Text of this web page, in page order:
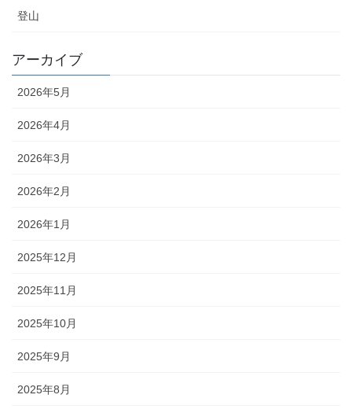
登山
アーカイブ
2026年5月
2026年4月
2026年3月
2026年2月
2026年1月
2025年12月
2025年11月
2025年10月
2025年9月
2025年8月